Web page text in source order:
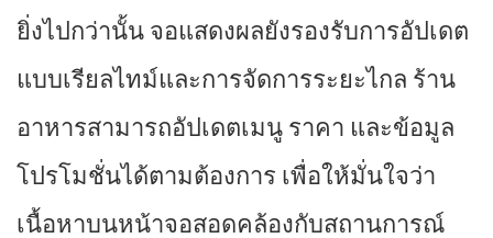
ยิ่งไปกว่านั้น จอแสดงผลยังรองรับการอัปเดต
แบบเรียลไทม์และการจัดการระยะไกล ร้าน
อาหารสามารถอัปเดตเมนู ราคา และข้อมูล
โปรโมชั่นได้ตามต้องการ เพื่อให้มั่นใจว่า
เนื้อหาบนหน้าจอสอดคล้องกับสถานการณ์